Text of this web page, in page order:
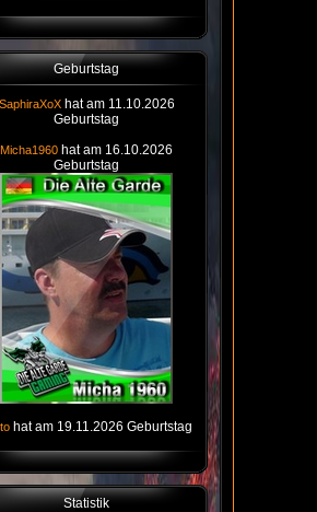
Geburtstag
SaphiraXoXhat am 11.10.2026
Geburtstag
Micha1960 hat am 16.10.2026
Geburtstag
hat am 19.11.2026 Geburtstag
Statistik